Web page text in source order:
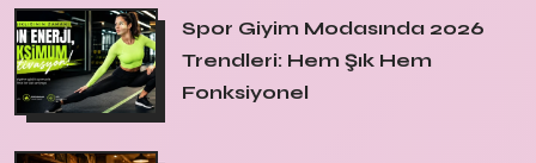
Spor Giyim Modasında 2026
Trendleri: Hem Şık Hem
Fonksiyonel